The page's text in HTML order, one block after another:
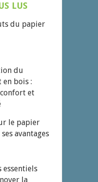
LUS
du papier
du
bois :
et
le papier
avantages
essentiels
la